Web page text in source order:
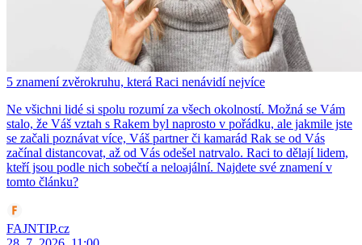
5 znamení zvěrokruhu, která Raci nenávidí nejvíce
Ne všichni lidé si spolu rozumí za všech okolností. Možná se Vám
stalo, že Váš vztah s Rakem byl naprosto v pořádku, ale jakmile jste
se začali poznávat více, Váš partner či kamarád Rak se od Vás
začínal distancovat, až od Vás odešel natrvalo. Raci to dělají lidem,
kteří jsou podle nich sobečtí a neloajální. Najdete své znamení v
tomto článku?
FAJNTIP.cz